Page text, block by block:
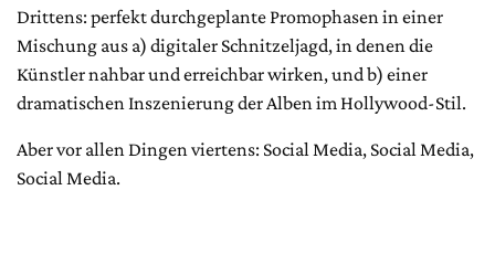
Drittens: perfekt durchgeplante Promophasen in einer
Mischung aus a) digitaler Schnitzeljagd, in denen die
Künstler nahbar und erreichbar wirken, und b) einer
dramatischen Inszenierung der Alben im Hollywood-Stil.
Aber vor allen Dingen viertens: Social Media, Social Media,
Social Media.